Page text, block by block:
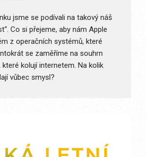
jsme se podívali na takový náš
Co si přejeme, aby nám Apple
z operačních systémů, které
se zaměříme na souhrn
kolují internetem. Na kolik
vůbec smysl?